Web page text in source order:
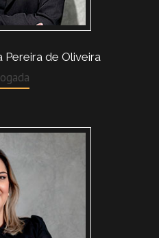
Pereira de Oliveira